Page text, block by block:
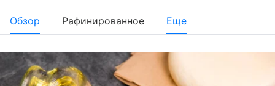
Обзор Рафинированное Еще